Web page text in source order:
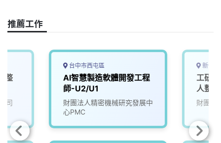
o
k
n
k
推薦工作
整
司
台中市西屯區
AI智慧製造軟體開發工程
師-U2/U1
財團法人精密機械研究發展中
心PMC
新竹
工研
人整
財團法